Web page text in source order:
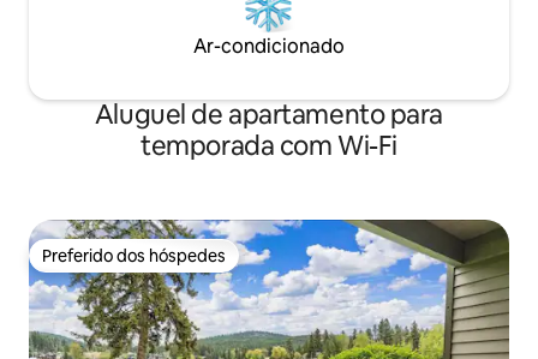
Ar-condicionado
Aluguel de apartamento para
temporada com Wi-Fi
Preferido dos hóspedes
Preferido dos hóspedes